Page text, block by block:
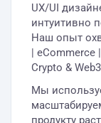
UX/UI
интуитивно
Наш опыт
| eCommerce
Crypto & Web3
Мы
продукту